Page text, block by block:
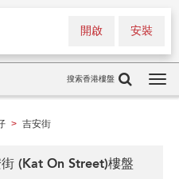
安裝
開啟
搜索香港樓盤
> 吉安街
(Kat On Street)樓盤